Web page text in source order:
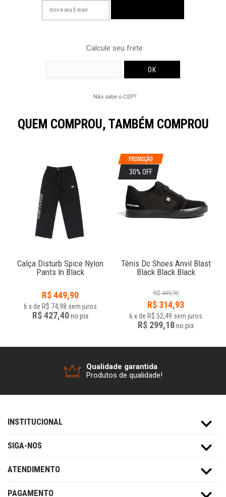
Calcule seu frete
Não sabe o CEP?
QUEM COMPROU, TAMBÉM COMPROU
Calça Disturb Spice Nylon
Pants In Black
R$449,90
6 xde R$ 74,98 sem juros
R$ 427,40no pix
30% OFF
Tênis Dc Shoes Anvil Blast
Black Black Black
R$ 449,90
R$ 314,93
6 xde R$ 52,49 sem juros
R$ 299,18no pix
Qualidade garantida
Produtos de qualidade!
INSTITUCIONAL
SIGA-NOS
ATENDIMENTO
PAGAMENTO